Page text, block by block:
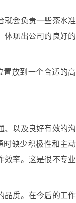
就会负责一些茶水准
体现出公司的良好的
置放到一个合适的高
、以及良好有效的沟
时缺少积极性和主动
效率。这是很不专业
品质。在今后的工作